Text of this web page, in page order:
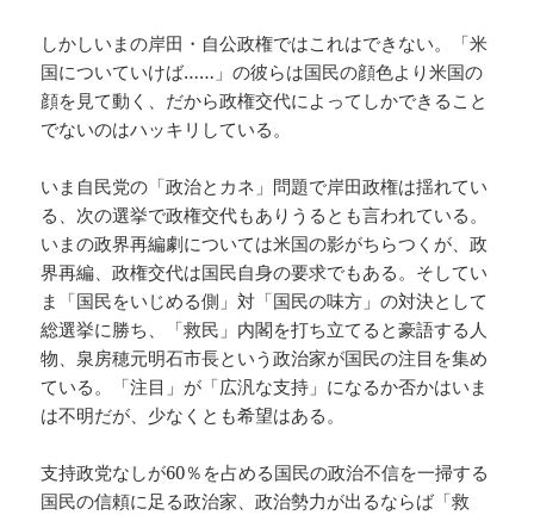
しかしいまの岸田・自公政権ではこれはできない。「米
国についていけば……」の彼らは国民の顔色より米国の
顔を見て動く、だから政権交代によってしかできること
でないのはハッキリしている。
いま自民党の「政治とカネ」問題で岸田政権は揺れてい
る、次の選挙で政権交代もありうるとも言われている。
いまの政界再編劇については米国の影がちらつくが、政
界再編、政権交代は国民自身の要求でもある。そしてい
ま「国民をいじめる側」対「国民の味方」の対決として
総選挙に勝ち、「救民」内閣を打ち立てると豪語する人
物、泉房穂元明石市長という政治家が国民の注目を集め
ている。「注目」が「広汎な支持」になるか否かはいま
は不明だが、少なくとも希望はある。
支持政党なしが60％を占める国民の政治不信を一掃する
国民の信頼に足る政治家、政治勢力が出るならば「救